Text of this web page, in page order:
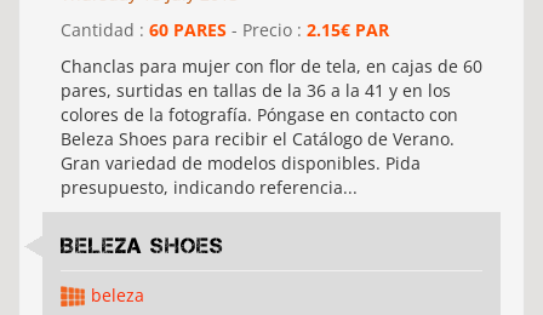
Cantidad : 60 PARES - Precio : 2.15€ PAR
Chanclas para mujer con flor de tela, en cajas de 60
pares, surtidas en tallas de la 36 a la 41 y en los
colores de la fotografía. Póngase en contacto con
Beleza Shoes para recibir el Catálogo de Verano.
Gran variedad de modelos disponibles. Pida
presupuesto, indicando referencia...
Beleza shoes
beleza